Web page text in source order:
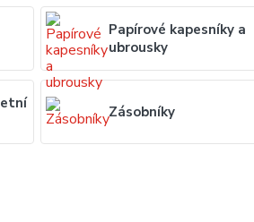
Papírové kapesníky a
ubrousky
Zásobníky